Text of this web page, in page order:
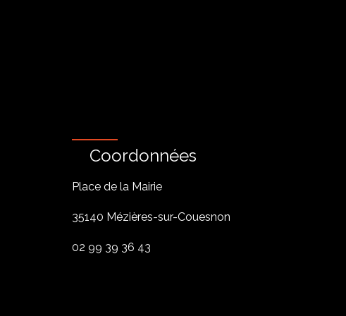
Coordonnées
Place de la Mairie
35140 Mézières-sur-Couesnon
02 99 39 36 43